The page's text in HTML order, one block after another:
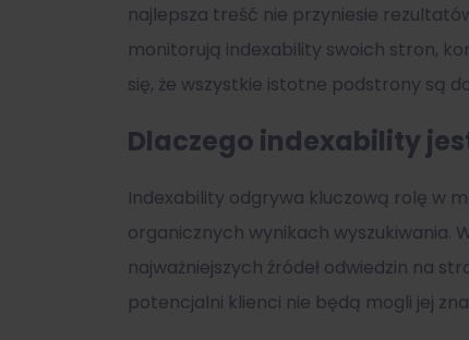
najlepsza treść nie przyniesie
monitorują indexability swoich stron,
się, że wszystkie istotne podstrony są
Dlaczego indexability
Indexability odgrywa kluczową rolę w
organicznych wynikach wyszukiwania.
najważniejszych źródeł odwiedzin na
potencjalni klienci nie będą mogli jej